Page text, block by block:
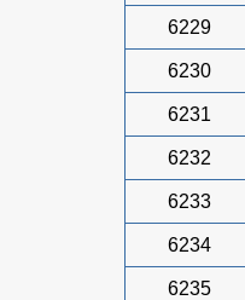
6229
6230
6231
6232
6233
6234
6235